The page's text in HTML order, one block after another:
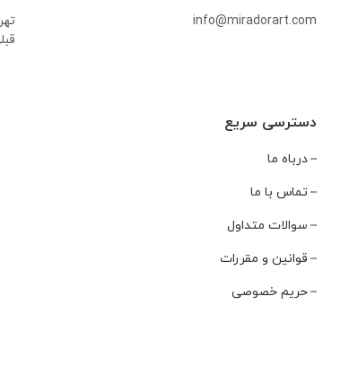
info@miradorart.com
دسترسی سریع
درباه ما
تماس با ما
سوالات متداول
قوانین و مقررات
حریم خصوصی